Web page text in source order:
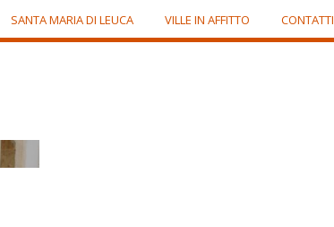
SANTA MARIA DI LEUCA VILLE IN AFFITTO CONTATTI